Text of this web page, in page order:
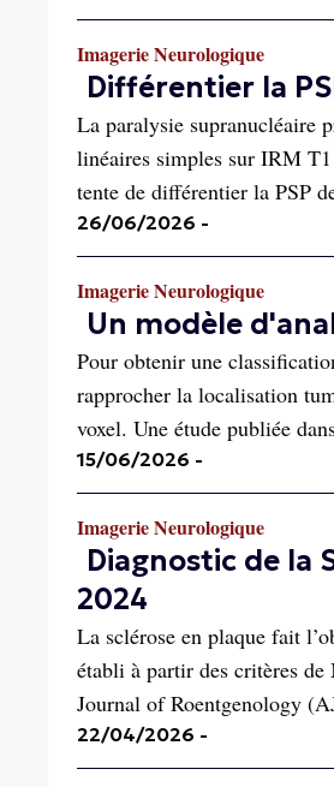
Imagerie Neurologique
Différentier la
La paralysie supranucléaire
linéaires simples sur IRM
tente de différentier la PSP
26/06/2026 -
Imagerie Neurologique
Un modèle
Pour obtenir une
rapprocher la localisation
voxel. Une étude publiée
15/06/2026 -
Imagerie Neurologique
Diagnostic de la
2024
La sclérose en plaque fait
établi à partir des critères
Journal of Roentgenology
22/04/2026 -